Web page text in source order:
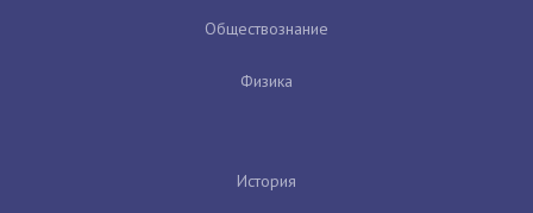
Обществознание
Физика
История